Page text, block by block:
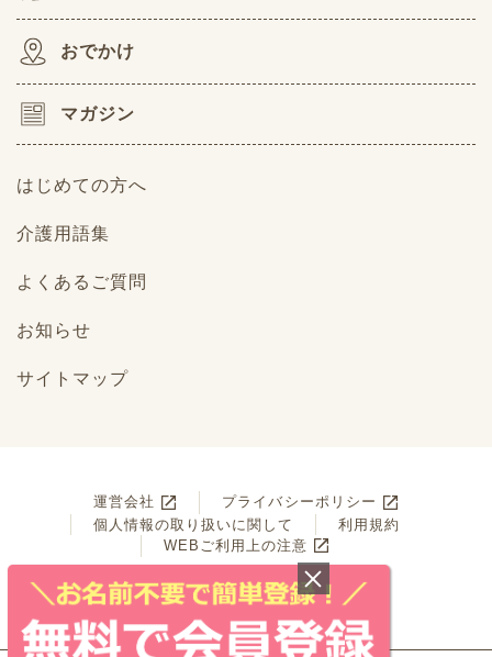
おでかけ
マガジン
はじめての方へ
介護用語集
よくあるご質問
お知らせ
サイトマップ
運営会社
プライバシーポリシー
個人情報の取り扱いに関して
利用規約
WEBご利用上の注意